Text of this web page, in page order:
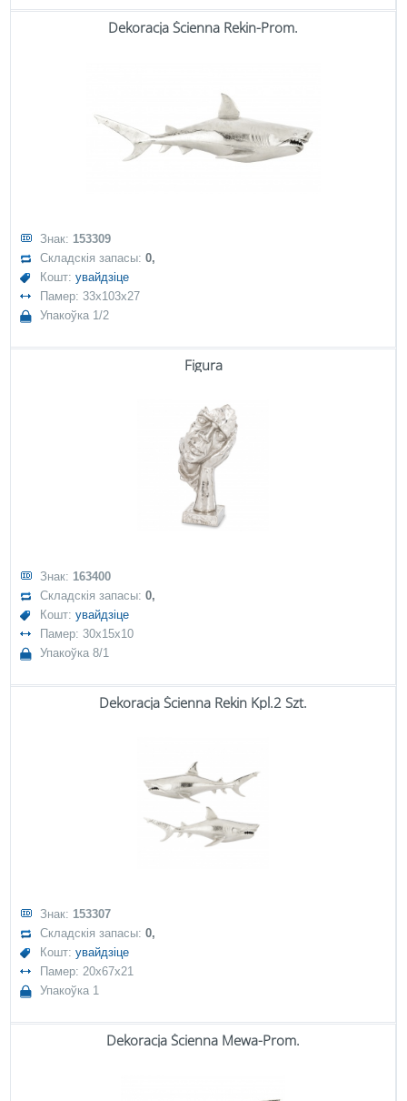
Dekoracja Ścienna Rekin-Prom.
Знак: 153309
Складскія запасы:0,
Кошт:увайдзіце
Памер: 33x103x27
Упакоўка 1/2
Figura
Знак: 163400
Складскія запасы:0,
Кошт:увайдзіце
Памер: 30x15x10
Упакоўка 8/1
Dekoracja Ścienna Rekin Kpl.2 Szt.
Знак: 153307
Складскія запасы:0,
Кошт:увайдзіце
Памер: 20x67x21
Упакоўка 1
Dekoracja Ścienna Mewa-Prom.